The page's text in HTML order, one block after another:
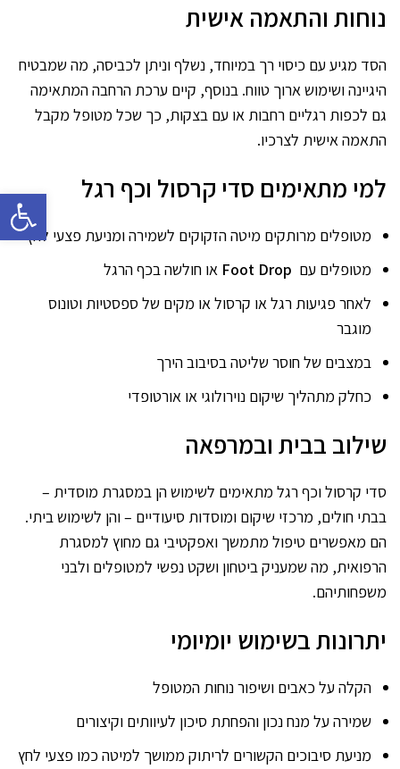
פתח
נוחות והתאמה אישית
הסד מגיע עם כיסוי רך במיוחד, נשלף וניתן לכביסה, מה שמבטיח
היגיינה ושימוש ארוך טווח. בנוסף, קיים ערכת הרחבה המתאימה
גם לכפות רגליים רחבות או עם בצקות, כך שכל מטופל מקבל
התאמה אישית לצרכיו.
למי מתאימים סדי קרסול וכף רגל
מטופלים מרותקים מיטה הזקוקים לשמירה ומניעת פצעי לחץ
מטופלים עם Foot Drop או חולשה בכף הרגל
לאחר פגיעות רגל או קרסול או מקים של ספסטיות וטונוס
מוגבר
במצבים של חוסר שליטה בסיבוב הירך
כחלק מתהליך שיקום נוירולוגי או אורטופדי
שילוב בבית ובמרפאה
סדי קרסול וכף רגל מתאימים לשימוש הן במסגרת מוסדית –
בבתי חולים, מרכזי שיקום ומוסדות סיעודיים – והן לשימוש ביתי.
הם מאפשרים טיפול מתמשך ואפקטיבי גם מחוץ למסגרת
הרפואית, מה שמעניק ביטחון ושקט נפשי למטופלים ולבני
משפחותיהם.
יתרונות בשימוש יומיומי
הקלה על כאבים ושיפור נוחות המטופל
שמירה על מנח נכון והפחתת סיכון לעיוותים וקיצורים
מניעת סיבוכים הקשורים לריתוק ממושך למיטה כמו פצעי לחץ